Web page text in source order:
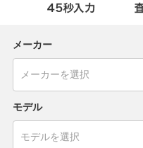
メーカー
モデル